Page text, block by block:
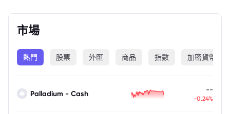
市場
熱門 股票 外匯 商品 指數 加密貨幣
Palladium - Cash --
-0.24%